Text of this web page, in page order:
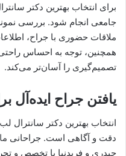
برای انتخاب بهترین دکتر
جامعی انجام شود. بررسی
ملاقات حضوری با جراح،
همچنین، توجه به احساس
تصمیم‌گیری را آسان‌تر می‌کند.
یافتن جراح ایده‌آل
انتخاب بهترین دکتر سانترال
دقت و آگاهی است. جراحانی
حیدری و فریدنیا با تخصص و